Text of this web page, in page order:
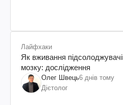
Лайфхаки
Як вживання
мозку: дослідження
Олег Швець6 днів тому
Дієтолог